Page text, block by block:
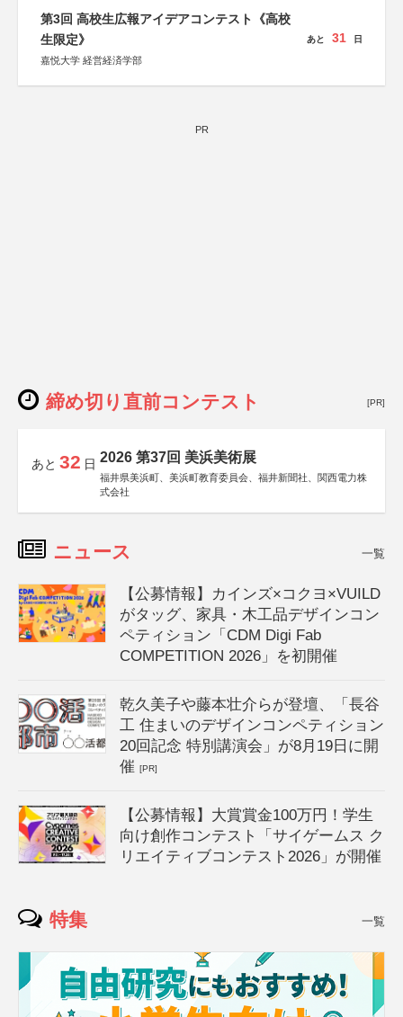
第3回 高校生広報アイデアコンテスト《高校
生限定》
嘉悦大学 経営経済学部
あと 31 日
PR
締め切り直前コンテスト [PR]
あと 32 日 2026 第37回 美浜美術展
福井県美浜町、美浜町教育委員会、福井新聞社、関西電力株
式会社
ニュース 一覧
【公募情報】カインズ×コクヨ×VUILD
がタッグ、家具・木工品デザインコン
ペティション「CDM Digi Fab
COMPETITION 2026」を初開催
乾久美子や藤本壮介らが登壇、「長谷
工 住まいのデザインコンペティション
20回記念 特別講演会」が8月19日に開
催[PR]
【公募情報】大賞賞金100万円！学生
向け創作コンテスト「サイゲームス ク
リエイティブコンテスト2026」が開催
特集 一覧